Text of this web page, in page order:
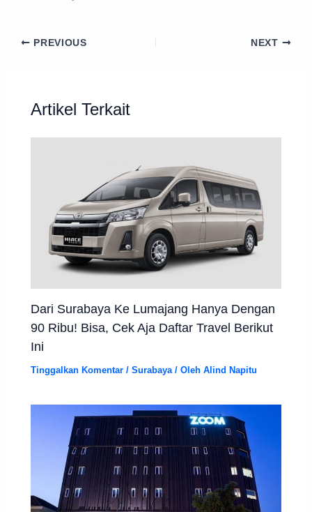
PREVIOUS NEXT
Artikel Terkait
Dari Surabaya Ke Lumajang Hanya Dengan
90 Ribu! Bisa, Cek Aja Daftar Travel Berikut
Ini
Tinggalkan Komentar /Surabaya / OlehAlind Napitu